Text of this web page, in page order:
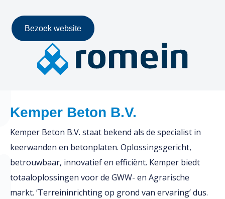
Bezoek website
Kemper Beton B.V.
Kemper Beton B.V. staat bekend als de specialist in
keerwanden en betonplaten. Oplossingsgericht,
betrouwbaar, innovatief en efficiënt. Kemper biedt
totaaloplossingen voor de GWW- en Agrarische
markt. ‘Terreininrichting op grond van ervaring’ dus.